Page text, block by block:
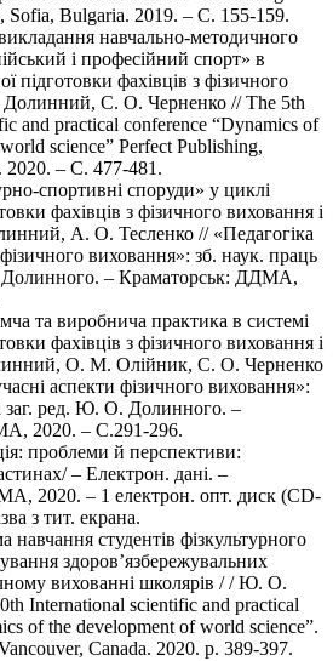
Sofia, Bulgaria. 2019. – С. 155-159.
навчально-методичного
і професійний спорт» в
підготовки фахівців з фізичного
С. О. Черненко // The 5th
and practical conference “Dynamics of
science” Perfect Publishing,
2020. – С. 477-481.
спортивні споруди» у циклі
фахівців з фізичного виховання і
А. О. Тесленко // «Педагогіка
виховання»: зб. наук. праць
Долинного. – Краматорськ: ДДМА,
та виробнича практика в системі
фахівців з фізичного виховання і
О. М. Олійник, С. О. Черненко
аспекти фізичного виховання»:
заг. ред. Ю. О. Долинного. –
2020. – С.291-296.
проблеми й перспективи:
– Електрон. дані. –
2020. – 1 електрон. опт. диск (CD-
з тит. екрана.
навчання студентів фізкультурного
здоров’язбережувальних
вихованні школярів / / Ю. О.
International scientific and practical
of the development of world science”.
Canada. 2020. p. 389-397.